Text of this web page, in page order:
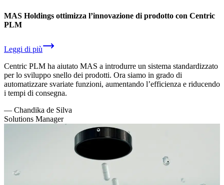
MAS Holdings ottimizza l’innovazione di prodotto con Centric
PLM
Leggi di più
Centric PLM ha aiutato MAS a introdurre un sistema standardizzato
per lo sviluppo snello dei prodotti. Ora siamo in grado di
automatizzare svariate funzioni, aumentando l’efficienza e riducendo
i tempi di consegna.
— Chandika de Silva
Solutions Manager